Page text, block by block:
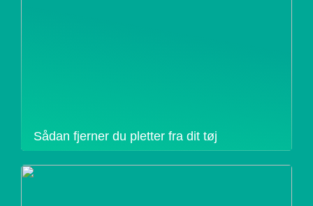
Sådan fjerner du pletter fra dit tøj